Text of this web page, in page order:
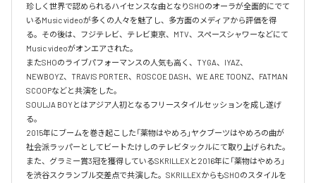
珍しく世界で認められるハイセンスな曲となりSHOのオーラが全面的にでて
いるMusic videoが多くの人々を魅了し、多方面のメディアから評価を得
る。その後は、フジテレビ、テレビ東京、MTV、スペースシャワーなどにて
Music videoがオンエアされた。
またSHOのライブパフォーマンスの人気も高く、TYGA、IYAZ、
NEWBOYZ、TRAVIS PORTER、ROSCOE DASH、WE ARE TOONZ、FATMAN
SCOOPなどと共演をした。
SOULJA BOYとはアジア人初となるフリースタイルセッションを成し遂げ
る。
2015年にブームを巻き起こした「薬物はやめろ」ヤクブーツはやめろの曲が
社会派ラッパーとしてビートたけしのテレビタックルにて取り上げられた。
また、グラミー賞3冠を獲得しているSKRILLEXと2016年に「薬物はやめろ」
を渋谷スクランブル交差点で共演した。SKRILLEXからもSHOのスタイルを